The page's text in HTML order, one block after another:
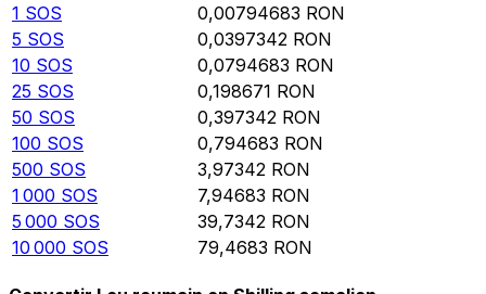
1 SOS 0,00794683 RON
5 SOS 0,0397342 RON
10 SOS 0,0794683 RON
25 SOS 0,198671 RON
50 SOS 0,397342 RON
100 SOS 0,794683 RON
500 SOS 3,97342 RON
1 000 SOS 7,94683 RON
5 000 SOS 39,7342 RON
10 000 SOS 79,4683 RON